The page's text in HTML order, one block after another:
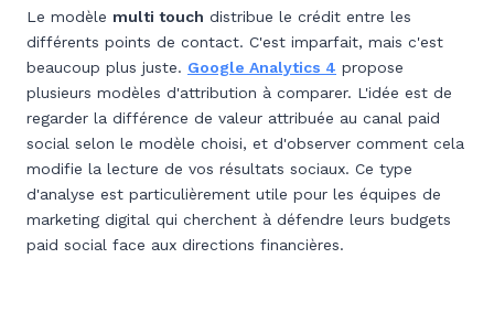
Le modèle multi touch distribue le crédit entre les
différents points de contact. C'est imparfait, mais c'est
beaucoup plus juste. Google Analytics 4 propose
plusieurs modèles d'attribution à comparer. L'idée est de
regarder la différence de valeur attribuée au canal paid
social selon le modèle choisi, et d'observer comment cela
modifie la lecture de vos résultats sociaux. Ce type
d'analyse est particulièrement utile pour les équipes de
marketing digital qui cherchent à défendre leurs budgets
paid social face aux directions financières.